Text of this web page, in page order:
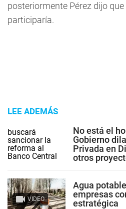
posteriormente Pérez dijo
participaría.
LEE ADEMÁS
No está el
Gobierno
Privada en
otros
VIDEO
Agua
empresas
estratégica